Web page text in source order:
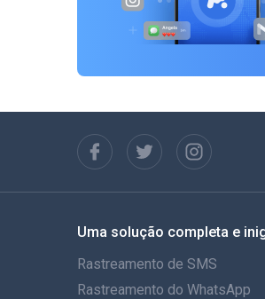
Uma solução completa e
Rastreamento de SMS
Rastreamento do WhatsApp